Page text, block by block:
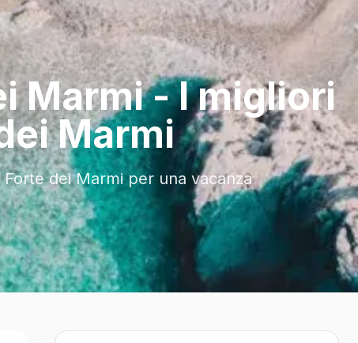
Marmi - I migliori
Marmi
dei Marmi per una vacanza